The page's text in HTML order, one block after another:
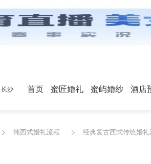
长沙 首页 蜜匠婚礼 蜜屿婚纱 酒店
纯西式婚礼流程 经典复古西式传统婚礼